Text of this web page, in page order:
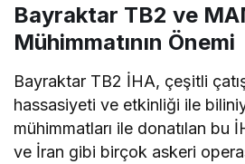
Bayraktar TB2 ve
Mühimmatının Önemi
Bayraktar TB2 İHA, çeşitli
hassasiyeti ve etkinliği ile
mühimmatları ile donatılan bu
ve İran gibi birçok askeri